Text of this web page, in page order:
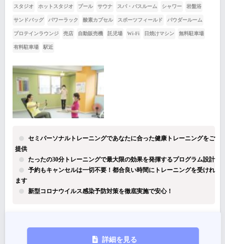
スタジオ ホットスタジオ プール サウナ スパ・バスルーム シャワー 岩盤浴
サンドバッグ パワーラック 酸素カプセル スポーツフィールド パウダールーム
プロテインラウンジ 売店 自動販売機 託児場 Wi-Fi 日焼けマシン 無料駐車場
有料駐車場 駅近
セミパーソナルトレーニングであなたに合った健康トレーニングをご
提供
たったの30分トレーニングで最大限の効果を発揮するプログラム設計
予約もキャンセルは一切不要！都合良い時間にトレーニングを受けれ
ます
新型コロナウイルス感染予防対策を徹底実施で安心！
詳細を見る